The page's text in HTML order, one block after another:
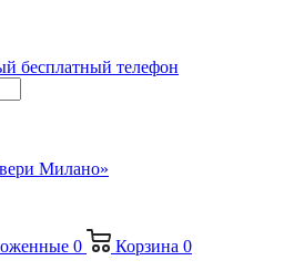
бесплатный телефон
0 Корзина 0